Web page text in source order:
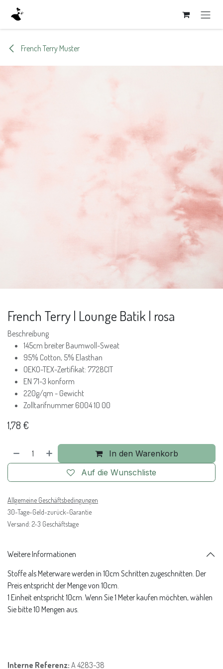
Zum Inhalt springen
French Terry Muster
French Terry | Lounge Batik | rosa
Beschreibung
145cm breiter Baumwoll-Sweat
95% Cotton, 5% Elasthan
OEKO-TEX-Zertifikat: 7728CIT
EN 71-3 konform
220g/qm - Gewicht
Zolltarifnummer 6004 10 00
1,78 €
In den Warenkorb
Auf die Wunschliste
Allgemeine Geschäftsbedingungen
30-Tage-Geld-zurück-Garantie
Versand: 2-3 Geschäftstage
Weitere Informationen
Stoffe als Meterware werden in 10cm Schritten zugeschnitten. Der
Preis entspricht der Menge von 10cm.
1 Einheit entspricht 10cm. Wenn Sie 1 Meter kaufen möchten, wählen
Sie bitte 10 Mengen aus.
Interne Referenz: A 4283-38